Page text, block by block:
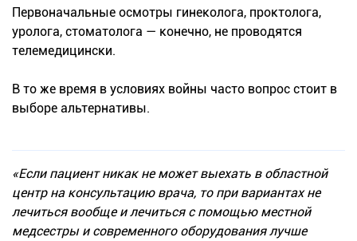
Первоначальные осмотры гинеколога, проктолога,
уролога, стоматолога — конечно, не проводятся
телемедицински.
В то же время в условиях войны часто вопрос стоит в
выборе альтернативы.
«Если пациент никак не может выехать в областной
центр на консультацию врача, то при вариантах не
лечиться вообще и лечиться с помощью местной
медсестры и современного оборудования лучше